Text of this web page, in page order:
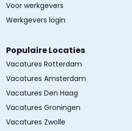
Voor werkgevers
Werkgevers login
Populaire Locaties
Vacatures Rotterdam
Vacatures Amsterdam
Vacatures Den Haag
Vacatures Groningen
Vacatures Zwolle